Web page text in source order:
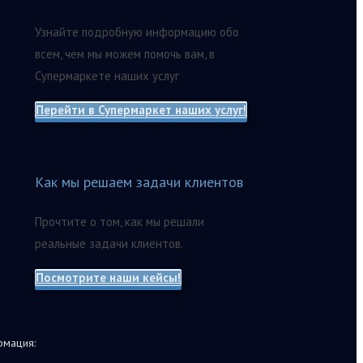
Узнайте подробную информацию обо
всем, чем мы можем помочь вам, в
Супермаркете наших услуг
Перейти в Супермаркет наших услуг!
Как мы решаем задачи клиентов
Прочтите о том, как мы решали
реальные задачи клиентов.
Посмотрите наши кейсы!